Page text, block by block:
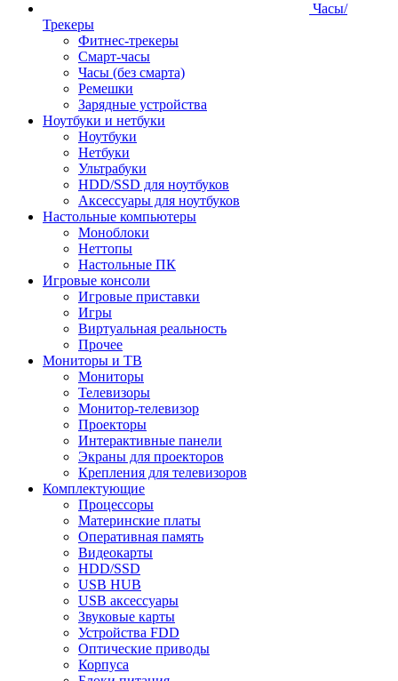
Часы/
Трекеры
Фитнес-трекеры
Смарт-часы
Часы (без смарта)
Ремешки
Зарядные устройства
Ноутбуки и нетбуки
Ноутбуки
Нетбуки
Ультрабуки
HDD/SSD для ноутбуков
Аксессуары для ноутбуков
Настольные компьютеры
Моноблоки
Неттопы
Настольные ПК
Игровые консоли
Игровые приставки
Игры
Виртуальная реальность
Прочее
Мониторы и ТВ
Мониторы
Телевизоры
Монитор-телевизор
Проекторы
Интерактивные панели
Экраны для проекторов
Крепления для телевизоров
Комплектующие
Процессоры
Материнские платы
Оперативная память
Видеокарты
HDD/SSD
USB HUB
USB аксессуары
Звуковые карты
Устройства FDD
Оптические приводы
Корпуса